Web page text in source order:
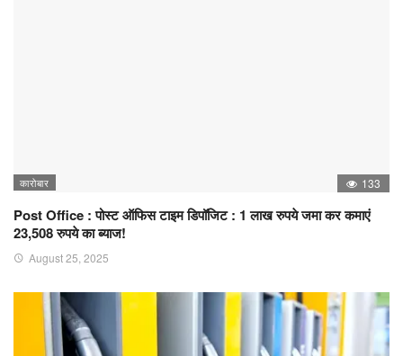
कारोबार 133
Post Office : पोस्ट ऑफिस टाइम डिपॉजिट : 1 लाख रुपये जमा कर कमाएं
23,508 रुपये का ब्याज!
August 25, 2025